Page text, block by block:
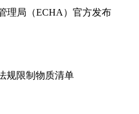
理局（ECHA）官方发布
规限制物质清单